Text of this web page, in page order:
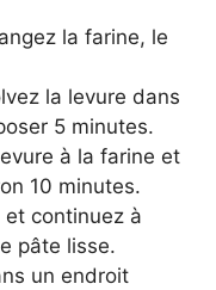
la farine, le
la levure dans
5 minutes.
à la farine et
10 minutes.
et continuez à
pâte lisse.
un endroit